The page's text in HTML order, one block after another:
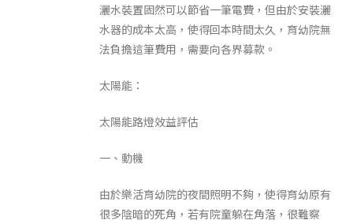
灑水裝置固然可以節省一筆電費，但由於安裝灑
水器的成本太高，使得回本時間太久，育幼院無
法負擔這筆費用，需要向各界募款。
太陽能：
太陽能路燈效益評估
一、動機
由於樂活育幼院的夜間照明不夠，使得育幼原有
很多陰暗的死角，若有院童躲在角落，很難察